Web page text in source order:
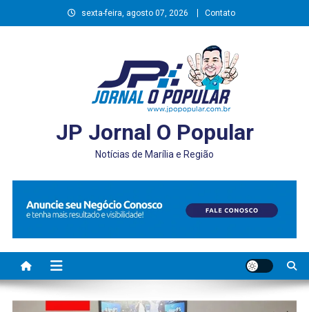
to
sexta-feira, agosto 07, 2026 Contato
JP Jornal O Popular
Notícias de Marília e Região